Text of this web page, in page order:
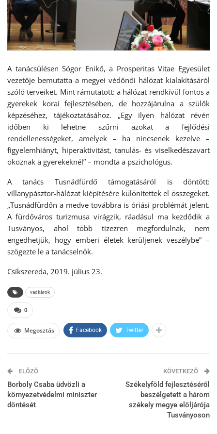
A tanácsülésen Sógor Enikő, a Prosperitas Vitae Egyesület
vezetője bemutatta a megyei védőnői hálózat kialakításáról
szóló terveiket. Mint rámutatott: a hálózat rendkívül fontos a
gyerekek korai fejlesztésében, de hozzájárulna a szülők
képzéséhez, tájékoztatásához. „Egy ilyen hálózat révén
időben ki lehetne szűrni azokat a fejlődési
rendellenességeket, amelyek – ha nincsenek kezelve –
figyelemhiányt, hiperaktivitást, tanulás- és viselkedészavart
okoznak a gyerekeknél” – mondta a pszichológus.
A tanács Tusnádfürdő támogatásáról is döntött:
villanypásztor-hálózat kiépítésére különítettek el összegeket.
„Tusnádfürdőn a medve továbbra is óriási problémát jelent.
A fürdőváros turizmusa virágzik, ráadásul ma kezdődik a
Tusványos, ahol több tízezren megfordulnak, nem
engedhetjük, hogy emberi életek kerüljenek veszélybe” –
szögezte le a tanácselnök.
Csíkszereda, 2019. július 23.
vadkárok
0
Megosztás Facebook Twitter
ELŐZŐ
Borboly Csaba üdvözli a
környezetvédelmi miniszter
döntését
KÖVETKEZŐ
Székelyföld fejlesztéséről
beszélgetett a három
székely megye elöljárója
Tusványoson